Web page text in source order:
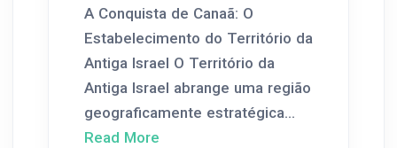
A Conquista de Canaã: O
Estabelecimento do Território da
Antiga Israel O Território da
Antiga Israel abrange uma região
geograficamente estratégica...
Read More